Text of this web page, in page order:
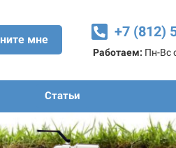
мне +7 (812)
Работаем: Пн-Вс
Статьи